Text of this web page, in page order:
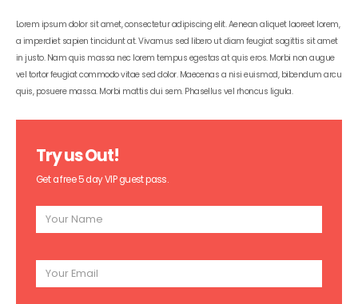
Lorem ipsum dolor sit amet, consectetur adipiscing elit. Aenean aliquet laoreet lorem,
a imperdiet sapien tincidunt at. Vivamus sed libero ut diam feugiat sagittis sit amet
in justo. Nam quis massa nec lorem tempus egestas at quis eros. Morbi non augue
vel tortor feugiat commodo vitae sed dolor. Maecenas a nisi euismod, bibendum arcu
quis, posuere massa. Morbi mattis dui sem. Phasellus vel rhoncus ligula.
Try us Out!
Get a free 5 day VIP guest pass.